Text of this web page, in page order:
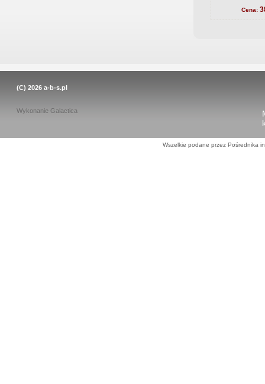
Cena:
(C) 2026 a-b-s.pl
Wykonanie Galactica
Wszelkie podane przez Pośrednika